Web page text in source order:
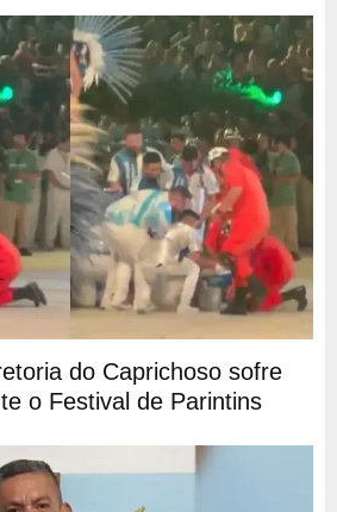
do Caprichoso sofre
o Festival de Parintins